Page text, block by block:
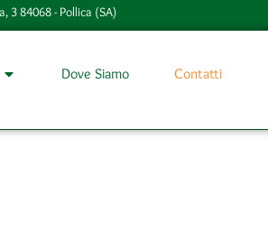
3 84068 - Pollica (SA)
Dove Siamo Contatti